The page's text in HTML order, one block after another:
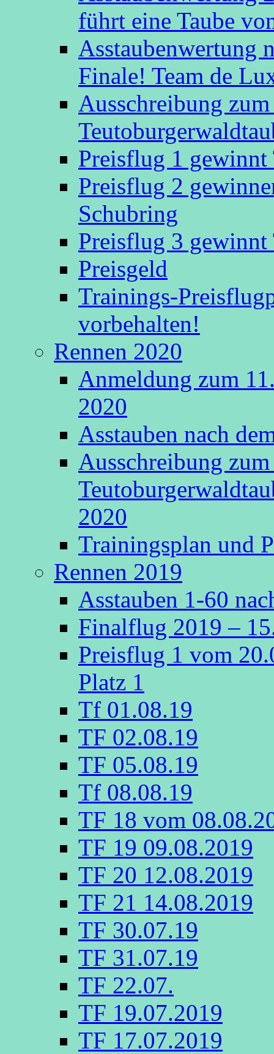
führt eine Taube
Asstaubenwertung
Finale! Team de
Ausschreibung
Preisflug 1 gewinnt
Preisflug 2
Schubring
Preisflug 3
Preisgeld
Trainings-
vorbehalten!
Rennen 2020
Anmeldung zum
2020
Asstauben nach
Ausschreibung
2020
Trainingsplan und
Rennen 2019
Asstauben 1-60
Finalflug 2019 –
Preisflug 1 vom
Platz 1
Tf 01.08.19
TF 02.08.19
TF 05.08.19
Tf 08.08.19
TF 18 vom
TF 19 09.08.2019
TF 20 12.08.2019
TF 21 14.08.2019
TF 30.07.19
TF 31.07.19
TF 22.07.
TF 19.07.2019
TF 17.07.2019